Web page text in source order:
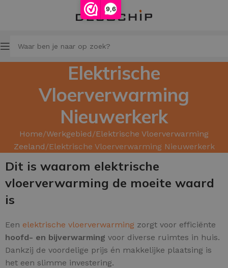
9,6
Elektrische
Vloerverwarming
Nieuwerkerk
Home Werkgebied Elektrische Vloerverwarming
Zeeland Elektrische Vloerverwarming Nieuwerkerk
Dit is waarom elektrische
vloerverwarming de moeite waard
is
Een elektrische vloerverwarming zorgt voor efficiënte
hoofd- en bijverwarming voor diverse ruimtes in huis.
Dankzij de voordelige prijs én makkelijke plaatsing is
het een slimme investering.